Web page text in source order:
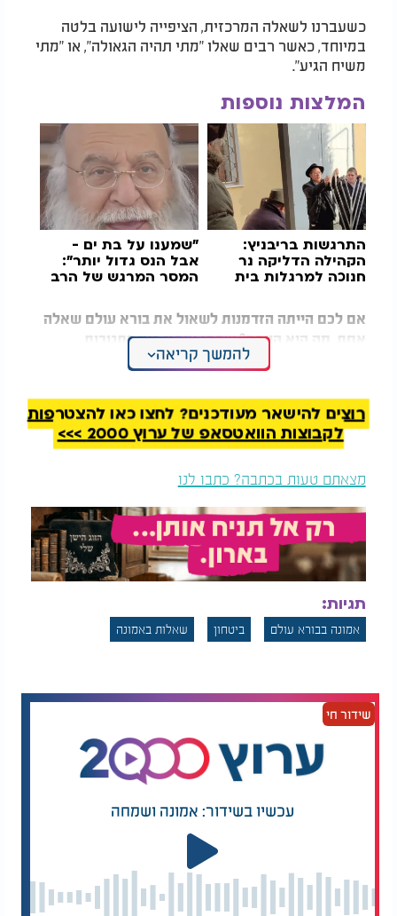
כשעברנו לשאלה המרכזית, הציפייה לישועה בלטה
במיוחד, כאשר רבים שאלו "מתי תהיה הגאולה", או "מתי
משיח הגיע".
המלצות נוספות
התרגשות בריבניץ:
הקהילה הדליקה נר
חנוכה למרגלות בית
"שמענו על בת ים -
אבל הנס גדול יותר":
המסר המרגש של הרב
אם לכם הייתה הזדמנות לשאול את בורא עולם שאלה
אחת, מה היא הייתה? שתפו אותנו כאן בתגובות.
להמשך קריאה
רוצים להישאר מעודכנים? לחצו כאן להצטרפות
לקבוצות הוואטסאפ של ערוץ 2000 >>>
מצאתם טעות בכתבה? כתבו לנו
תגיות:
אמונה בבורא עולם ביטחון שאלות באמונה
שידור חי
עכשיו בשידור: אמונה ושמחה